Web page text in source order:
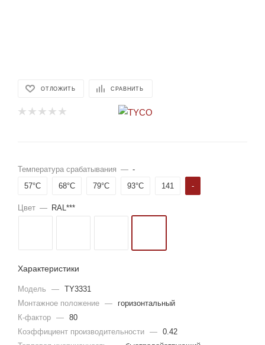
ОТЛОЖИТЬ СРАВНИТЬ
Температура срабатывания — -
57°С
68°С 79°С 93°С 141 -
Цвет — RAL***
Характеристики
Модель — TY3331
Монтажное положение —
горизонтальный
К-фактор — 80
Коэффициент производительности — 0.42